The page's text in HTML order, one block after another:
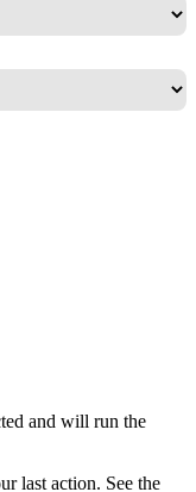
and will run the
last action. See the